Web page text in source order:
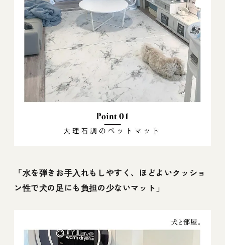
「水を弾きお手入れもしやすく、ほどよいクッショ
ン性で犬の足にも負担の少ないマット」